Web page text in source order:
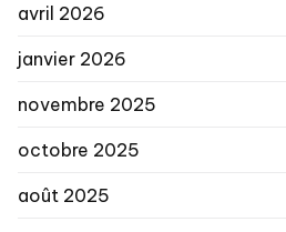
avril 2026
janvier 2026
novembre 2025
octobre 2025
août 2025